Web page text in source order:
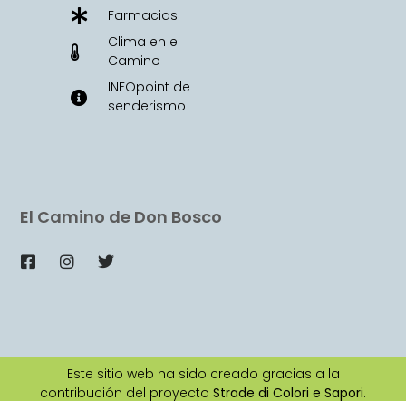
El Camino de Don Bosco
Farmacias
Clima en el
Camino
INFOpoint de
senderismo
Este sitio web ha sido creado gracias a la
contribución del proyecto Strade di Colori e Sapori.